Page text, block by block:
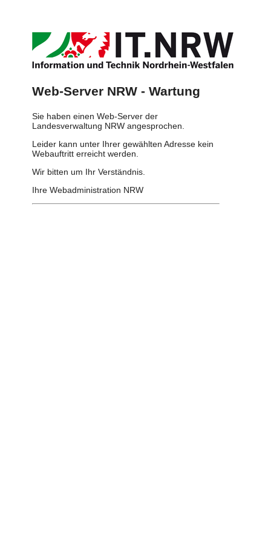
Web-Server NRW - Wartung
Sie haben einen Web-Server der
Landesverwaltung NRW angesprochen.
Leider kann unter Ihrer gewählten Adresse kein
Webauftritt erreicht werden.
Wir bitten um Ihr Verständnis.
Ihre Webadministration NRW